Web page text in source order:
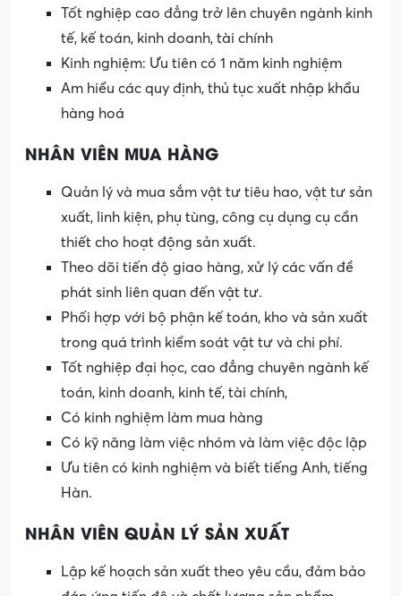
Tốt nghiệp cao đẳng trở lên chuyên ngành kinh
tế, kế toán, kinh doanh, tài chính
Kinh nghiệm: Ưu tiên có 1 năm kinh nghiệm
Am hiểu các quy định, thủ tục xuất nhập khẩu
hàng hoá
NHÂN VIÊN MUA HÀNG
Quản lý và mua sắm vật tư tiêu hao, vật tư sản
xuất, linh kiện, phụ tùng, công cụ dụng cụ cần
thiết cho hoạt động sản xuất.
Theo dõi tiến độ giao hàng, xử lý các vấn đề
phát sinh liên quan đến vật tư.
Phối hợp với bộ phận kế toán, kho và sản xuất
trong quá trình kiểm soát vật tư và chi phí.
Tốt nghiệp đại học, cao đẳng chuyên ngành kế
toán, kinh doanh, kinh tế, tài chính,
Có kinh nghiệm làm mua hàng
Có kỹ năng làm việc nhóm và làm việc độc lập
Ưu tiên có kinh nghiệm và biết tiếng Anh, tiếng
Hàn.
NHÂN VIÊN QUẢN LÝ SẢN XUẤT
Lập kế hoạch sản xuất theo yêu cầu, đảm bảo